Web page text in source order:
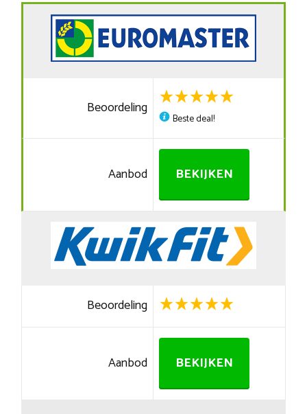
Beoordeling
Beste deal!
Aanbod BEKIJKEN
Beoordeling
Aanbod BEKIJKEN